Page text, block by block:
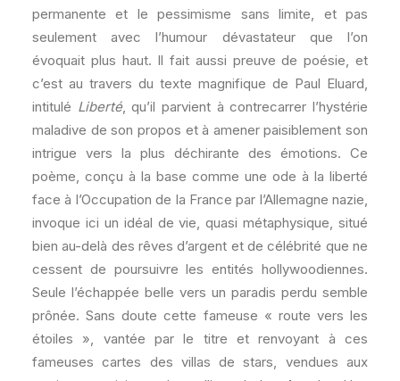
permanente et le pessimisme sans limite, et pas
seulement avec l’humour dévastateur que l’on
évoquait plus haut. Il fait aussi preuve de poésie, et
c’est au travers du texte magnifique de Paul Eluard,
intitulé Liberté, qu’il parvient à contrecarrer l’hystérie
maladive de son propos et à amener paisiblement son
intrigue vers la plus déchirante des émotions. Ce
poème, conçu à la base comme une ode à la liberté
face à l’Occupation de la France par l’Allemagne nazie,
invoque ici un idéal de vie, quasi métaphysique, situé
bien au-delà des rêves d’argent et de célébrité que ne
cessent de poursuivre les entités hollywoodiennes.
Seule l’échappée belle vers un paradis perdu semble
prônée. Sans doute cette fameuse « route vers les
étoiles », vantée par le titre et renvoyant à ces
fameuses cartes des villas de stars, vendues aux